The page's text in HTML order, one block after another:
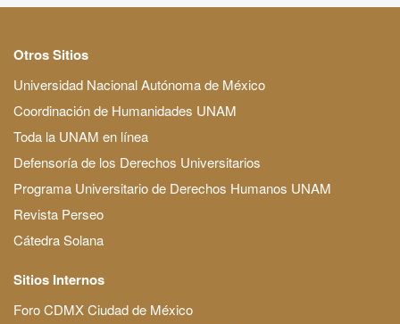
Otros Sitios
Universidad Nacional Autónoma de México
Coordinación de Humanidades UNAM
Toda la UNAM en línea
Defensoría de los Derechos Universitarios
Programa Universitario de Derechos Humanos UNAM
Revista Perseo
Cátedra Solana
Sitios Internos
Foro CDMX Ciudad de México